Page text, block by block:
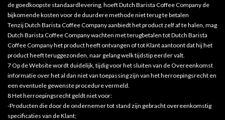
de goedkoopste standaardlevering, hoeft Dutch Barista Coffee Company de
bijkomende kosten voor de duurdere methode niet terug te betalen
Tenzij Dutch Barista Coffee Company aanbiedt het product zelf af te halen, mag
Dutch Barista Coffee Company wachten met terugbetalen tot Dutch Barista
Coffee Company het product heeft ontvangen of tot Klant aantoont dat hij het
product heeft teruggezonden, naar gelang welk tijdstip eerder valt.
7 Op de Website wordt duidelijk, tijdig voor het sluiten van de Overeenkomst
informatie over het al dan niet van toepassing zijn van het herroepingsrecht en
een eventuele gewenste procedure vermeld.
8 Het herroepingsrecht geldt niet voor:
-Producten die door de ondernemer tot stand zijn gebracht overeenkomstig
specificaties van de Klant;